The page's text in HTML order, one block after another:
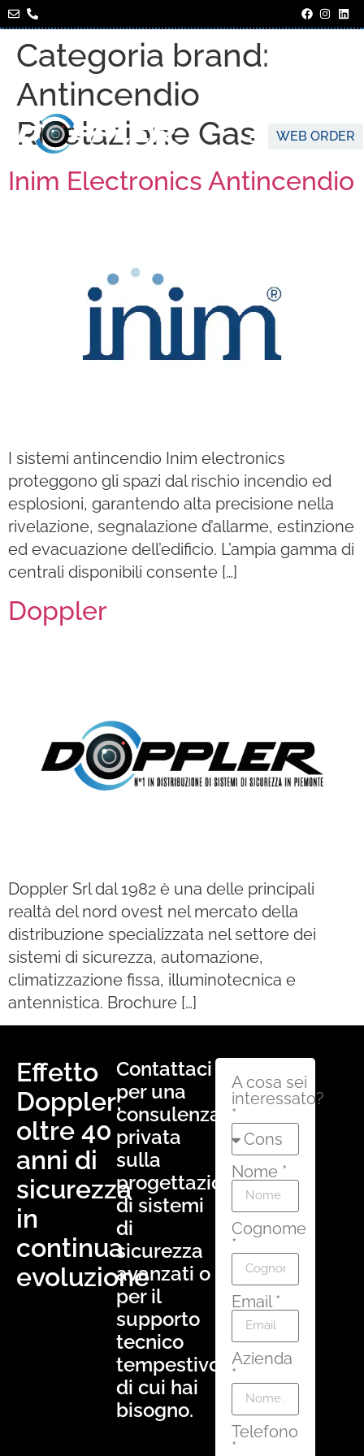
WEB ORDER
Categoria brand:
Antincendio
Rivelazione Gas
Inim Electronics Antincendio
I sistemi antincendio Inim electronics
proteggono gli spazi dal rischio incendio ed
esplosioni, garantendo alta precisione nella
rivelazione, segnalazione d’allarme, estinzione
ed evacuazione dell’edificio. L’ampia gamma di
centrali disponibili consente […]
Doppler
Doppler Srl dal 1982 è una delle principali
realtà del nord ovest nel mercato della
distribuzione specializzata nel settore dei
sistemi di sicurezza, automazione,
climatizzazione fissa, illuminotecnica e
antennistica. Brochure […]
Effetto
Doppler:
oltre 40
anni di
sicurezza
in
continua
evoluzione
Contattaci
per una
consulenza
privata
sulla
progettazione
di sistemi
di
sicurezza
avanzati o
per il
supporto
tecnico
tempestivo
di cui hai
bisogno.
A cosa sei
interessato?
*
Nome *
Cognome
*
Email *
Azienda
*
Telefono
*